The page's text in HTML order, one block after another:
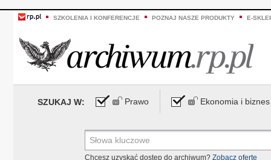
SZKOLENIA I KONFERENCJE POZNAJ NASZE PRODUKTY E-
SZUKAJ W: Prawo Ekonomia i biznes
Chcesz uzyskać dostęp do archiwum? Zobacz ofertę